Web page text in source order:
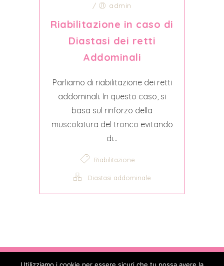
/
admin
Riabilitazione in caso di
Diastasi dei retti
Addominali
Parliamo di riabilitazione dei retti
addominali. In questo caso, si
basa sul rinforzo della
muscolatura del tronco evitando
di...
Riabilitazione
Diastasi addominale